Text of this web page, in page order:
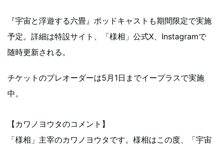
『宇宙と浮遊する六畳』ポッドキャストも期間限定で実施
予定。詳細は特設サイト、「様相」公式X、Instagramで
随時更新される。
チケットのプレオーダーは5月1日までイープラスで実施
中。
【カワノヨウタのコメント】
「様相」主宰のカワノヨウタです。様相はこの度、「宇宙